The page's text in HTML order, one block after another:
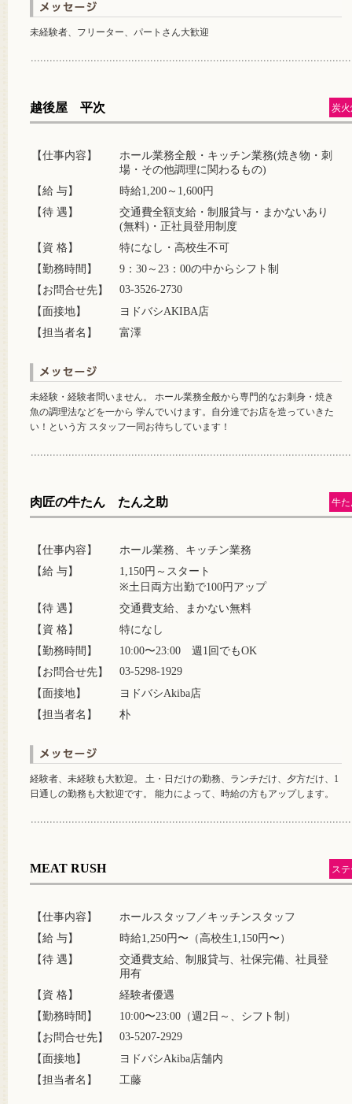
未経験者、フリーター、パートさん大歓迎
越後屋 平次 炭
【仕事内容】
ホール業務全般・キッチン業務(焼き物・刺
場・その他調理に関わるもの)
【給 与】
時給1,200～1,600円
【待 遇】
交通費全額支給・制服貸与・まかないあり
(無料)・正社員登用制度
【資 格】
特になし・高校生不可
【勤務時間】
9：30～23：00の中からシフト制
【お問合せ先】
03-3526-2730
【面接地】
ヨドバシAKIBA店
【担当者名】
富澤
未経験・経験者問いません。 ホール業務全般から専門的なお刺身・焼き
魚の調理法などを一から 学んでいけます。自分達でお店を造っていきた
い！という方 スタッフ一同お待ちしています！
肉匠の牛たん たん之助 牛
【仕事内容】
ホール業務、キッチン業務
【給 与】
1,150円～スタート
※土日両方出勤で100円アップ
【待 遇】
交通費支給、まかない無料
【資 格】
特になし
【勤務時間】
10:00〜23:00 週1回でもOK
【お問合せ先】
03-5298-1929
【面接地】
ヨドバシAkiba店
【担当者名】
朴
経験者、未経験も大歓迎。 土・日だけの勤務、ランチだけ、夕方だけ、1
日通しの勤務も大歓迎です。 能力によって、時給の方もアップします。
MEAT RUSH ス
【仕事内容】
ホールスタッフ／キッチンスタッフ
【給 与】
時給1,250円〜（高校生1,150円〜）
【待 遇】
交通費支給、制服貸与、社保完備、社員登
用有
【資 格】
経験者優遇
【勤務時間】
10:00〜23:00（週2日～、シフト制）
【お問合せ先】
03-5207-2929
【面接地】
ヨドバシAkiba店舗内
【担当者名】
工藤